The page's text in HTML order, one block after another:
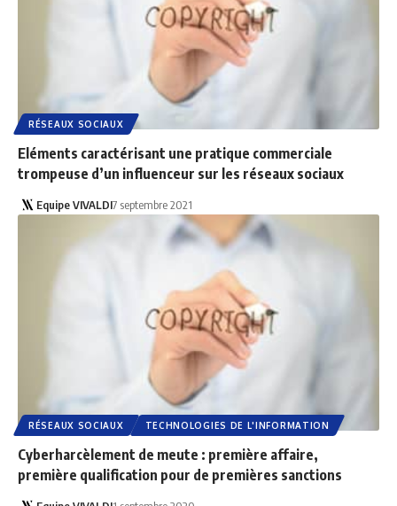
RÉSEAUX SOCIAUX
Eléments caractérisant une pratique commerciale
trompeuse d’un influenceur sur les réseaux sociaux
Equipe VIVALDI7 septembre 2021
RÉSEAUX SOCIAUX TECHNOLOGIES DE L'INFORMATION
Cyberharcèlement de meute : première affaire,
première qualification pour de premières sanctions